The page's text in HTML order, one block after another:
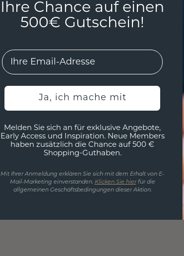
Ihre Chance auf einen
500€ Gutschein!
EMail
Ja, ich mache mit
Melden Sie sich an für exklusive Angebote,
Early Access und Inspiration. Neue Members
haben zusätzlich die Chance auf 500 €
Shopping-Guthaben.
Mit Ihrer Anmeldung erklären Sie sich mit dem Erhalt von E-
Mail-Marketing einverstanden. Klicken Sie hierfür die
allgemeinen Geschäftsbedingungen dieser Aktion.